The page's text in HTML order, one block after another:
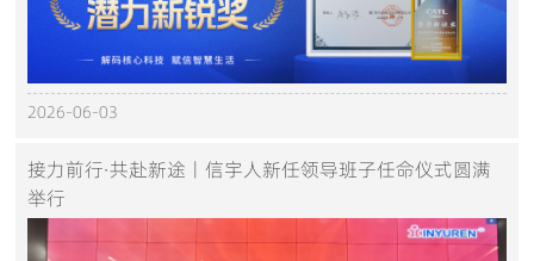
2026-06-03
接力前行·共赴新途丨信宇人新任领导班子任命仪式圆满
举行